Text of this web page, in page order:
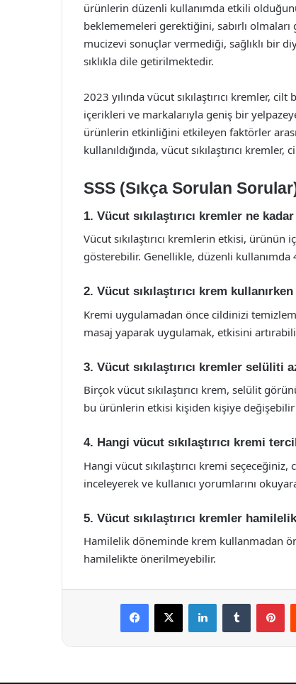
ürünlerin düzenli kullanımda etkili
beklememeleri gerektiğini, sabırlı
mucizevi sonuçlar vermediği, sağlıklı bir
sıklıkla dile getirilmektedir.
2023 yılında vücut sıkılaştırıcı kremler,
içerikleri ve markalarıyla geniş bir
ürünlerin etkinliğini etkileyen faktörler
kullanıldığında, vücut sıkılaştırıcı
SSS (Sıkça Sorulan
1. Vücut sıkılaştırıcı kremler ne
Vücut sıkılaştırıcı kremlerin etkisi,
gösterebilir. Genellikle, düzenli
2. Vücut sıkılaştırıcı krem
Kremi uygulamadan önce cildinizi
masaj yaparak uygulamak, etkisini
3. Vücut sıkılaştırıcı kremler selüliti
Birçok vücut sıkılaştırıcı krem, selülit
bu ürünlerin etkisi kişiden kişiye değişebilir
4. Hangi vücut sıkılaştırıcı kremi
Hangi vücut sıkılaştırıcı kremi
inceleyerek ve kullanıcı yorumlarını
5. Vücut sıkılaştırıcı kremler
Hamilelik döneminde krem kullanmadan
hamilelikte önerilmeyebilir.
Facebook
X LinkedInTumblr